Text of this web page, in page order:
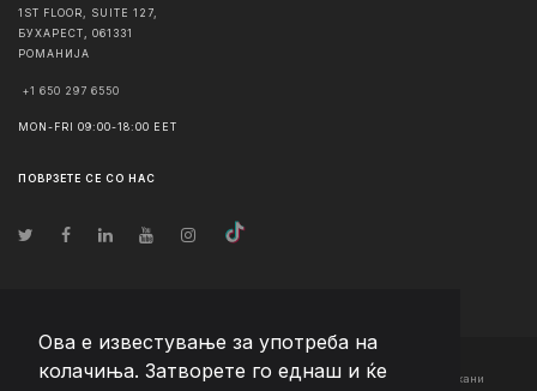
Ова е известување за употреба на
колачиња. Затворете го еднаш и ќе
1ST FLOOR, SUITE 127,
БУХАРЕСТ
061331
РОМАНИЈА
+1 650 297 6550
MON-FRI 09:00-18:00 EET
ПОВРЗЕТЕ СЕ СО НАС
© Авторско право2026 Team Extension Macedonia - Сите права задржани